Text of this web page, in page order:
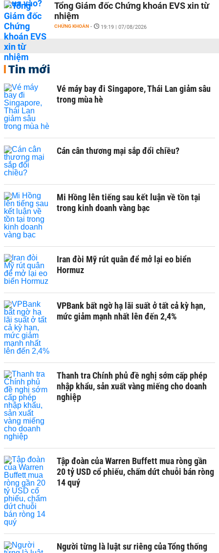
Tổng Giám đốc Chứng khoán EVS xin từ
nhiệm
CHỨNG KHOÁN - 19:19 | 07/08/2026
Tin mới
Vé máy bay đi Singapore, Thái Lan giảm sâu
trong mùa hè
Cán cân thương mại sắp đổi chiều?
Mi Hồng lên tiếng sau kết luận về tồn tại
trong kinh doanh vàng bạc
Iran đòi Mỹ rút quân để mở lại eo biển
Hormuz
VPBank bất ngờ hạ lãi suất ở tất cả kỳ hạn,
mức giảm mạnh nhất lên đến 2,4%
Thanh tra Chính phủ đề nghị sớm cấp phép
nhập khẩu, sản xuất vàng miếng cho doanh
nghiệp
Tập đoàn của Warren Buffett mua ròng gần
20 tỷ USD cổ phiếu, chấm dứt chuỗi bán ròng
14 quý
Người từng là luật sư riêng của Tổng thống